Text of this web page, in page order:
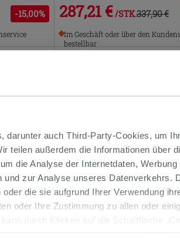
darunter auch Third-Party-Cookies, um
teilen außerdem die Informationen über
die Analyse der Internetdaten,
zur Analyse unseres Datenverkehrs.
die sie aufgrund Ihrer Verwendung
oder Ihre Zustimmung zu allen oder
durch Klicken auf die Schaltfläche
-15,00% 287,21 € /STK.337,90 €
Im Geschäft oder über den
bestellbar
cm
Waschbecken Unitop Twenty
Schwarz matt